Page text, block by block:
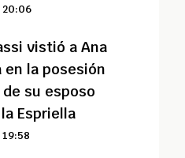
20:06
vistió a Ana
en la posesión
su esposo
Espriella